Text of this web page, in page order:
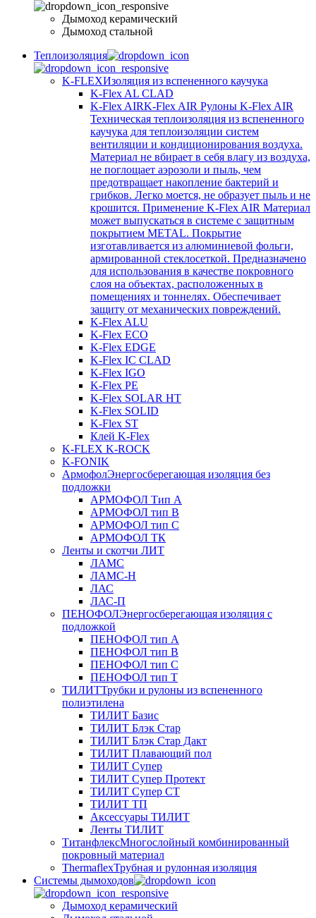
Дымоход керамический
Дымоход стальной
Теплоизоляция
K-FLEXИзоляция из вспененного каучука
K-Flex AL CLAD
K-Flex AIRK-Flex AIR Рулоны K-Flex AIR
Техническая теплоизоляция из вспененного
каучука для теплоизоляции систем
вентиляции и кондиционирования воздуха.
Материал не вбирает в себя влагу из воздуха,
не поглощает аэрозоли и пыль, чем
предотвращает накопление бактерий и
грибков. Легко моется, не образует пыль и не
крошится. Применение K-Flex AIR Материал
может выпускаться в системе c защитным
покрытием METAL. Покрытие
изготавливается из алюминиевой фольги,
армированной стеклосеткой. Предназначено
для использования в качестве покровного
слоя на объектах, расположенных в
помещениях и тоннелях. Обеспечивает
защиту от механических повреждений.
K-Flex ALU
K-Flex ECO
K-Flex EDGE
K-Flex IC CLAD
K-Flex IGO
K-Flex PE
K-Flex SOLAR HT
K-Flex SOLID
K-Flex ST
Клей K-Flex
K-FLEX K-ROCK
K-FONIK
АрмофолЭнергосберегающая изоляция без
подложки
АРМОФОЛ Тип А
АРМОФОЛ тип В
АРМОФОЛ тип C
АРМОФОЛ ТК
Ленты и скотчи ЛИТ
ЛАМС
ЛАМС-Н
ЛАС
ЛАС-П
ПЕНОФОЛЭнергосберегающая изоляция с
подложкой
ПЕНОФОЛ тип А
ПЕНОФОЛ тип B
ПЕНОФОЛ тип C
ПЕНОФОЛ тип T
ТИЛИТТрубки и рулоны из вспененного
полиэтилена
ТИЛИТ Базис
ТИЛИТ Блэк Стар
ТИЛИТ Блэк Стар Дакт
ТИЛИТ Плавающий пол
ТИЛИТ Супер
ТИЛИТ Супер Протект
ТИЛИТ Супер СТ
ТИЛИТ ТП
Аксессуары ТИЛИТ
Ленты ТИЛИТ
ТитанфлексМногослойный комбинированный
покровный материал
ThermaflexТрубная и рулонная изоляция
Cистемы дымоходов
Дымоход керамический